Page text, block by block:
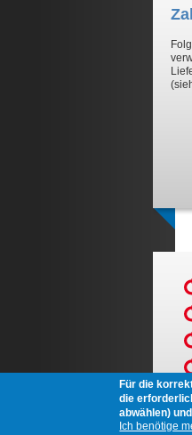
Für die
die
abwählen)
Ich benötige